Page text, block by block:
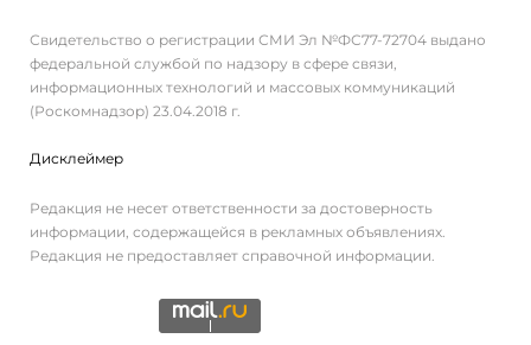
Свидетельство о регистрации СМИ Эл №ФС77-72704 выдано
федеральной службой по надзору в сфере связи,
информационных технологий и массовых коммуникаций
(Роскомнадзор) 23.04.2018 г.
Дисклеймер
Редакция не несет ответственности за достоверность
информации, содержащейся в рекламных объявлениях.
Редакция не предоставляет справочной информации.